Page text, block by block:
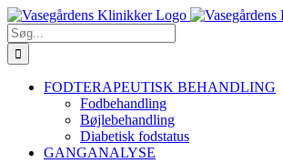
Skip
to
content
Facebook
YouTube
Instagram
E-
mail
Phone
Søg
efter:
FODTERAPEUTISK BEHANDLING
Fodbehandling
Bøjlebehandling
Diabetisk fodstatus
GANGANALYSE